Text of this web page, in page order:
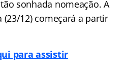
sonhada nomeação. A
12) começará a partir
para assistir